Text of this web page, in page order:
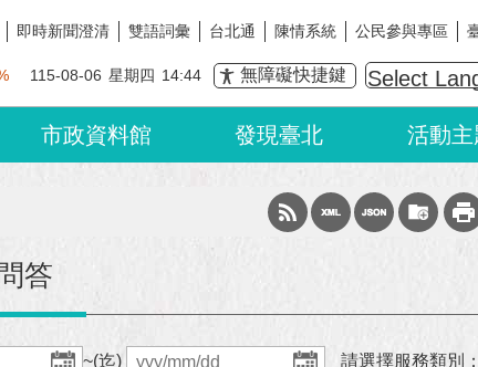
即時新聞澄清 雙語詞彙 台北通 陳情系統 公民參與專區
115-08-06 星期四 14:44 無障礙快捷鍵 Select
市政資料館 發現臺北 活動主
答
~(迄) 請選擇服務類別：